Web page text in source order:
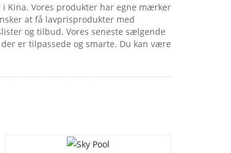
Kina. Vores produkter har egne mærker
at få lavprisprodukter med
og tilbud. Vores seneste sælgende
er tilpassede og smarte. Du kan være